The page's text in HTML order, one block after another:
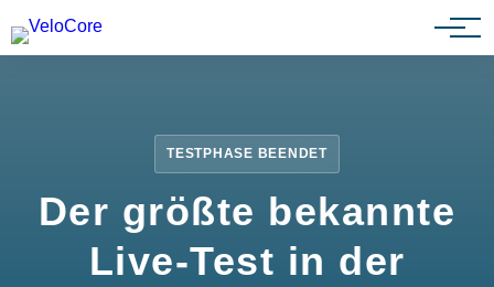
Partnerprogramm
TESTPHASE BEENDET
Der größte bekannte
Live-Test in der